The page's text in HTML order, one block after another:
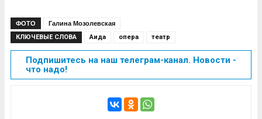
ФОТО Галина Мозолевская
КЛЮЧЕВЫЕ СЛОВА Аида опера театр
Подпишитесь на наш телеграм-канал. Новости -
что надо!